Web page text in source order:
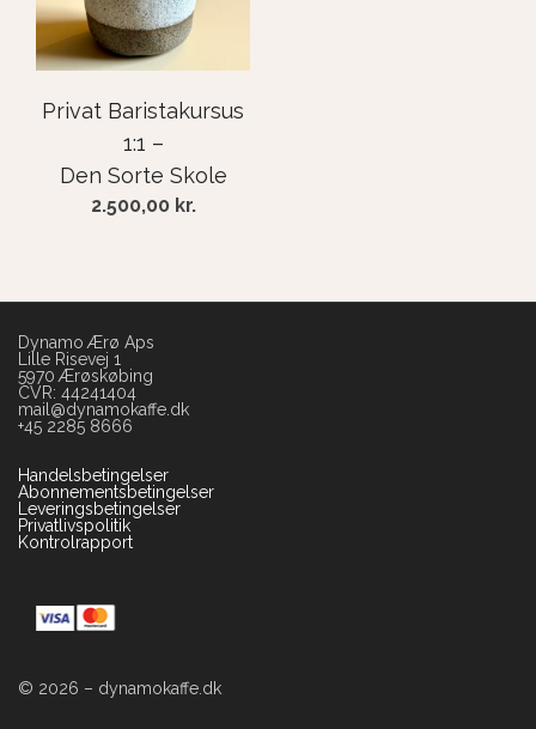
Privat Baristakursus
1:1 –
Den Sorte Skole
2.500,00 kr.
Dynamo Ærø Aps
Lille Risevej 1
5970 Ærøskøbing
CVR: 44241404
mail@dynamokaffe.dk
+45 2285 8666
Handelsbetingelser
Abonnementsbetingelser
Leveringsbetingelser
Privatlivspolitik
Kontrolrapport
© 2026 – dynamokaffe.dk